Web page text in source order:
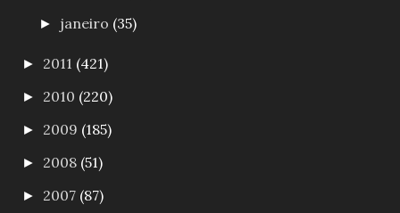
► janeiro (35)
► 2011 (421)
► 2010 (220)
► 2009 (185)
► 2008 (51)
► 2007 (87)